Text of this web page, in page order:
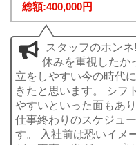
【ホワイトフェアリーグ
川崎 [セシル]
西川口 [フォーチュン]
大宮 [アネコート] [ラスト
吉原 [コートダジュール]
総合求人サイト
【ホワイトフェアリーグ
総額:400,000円
スタッフのホンネ!
休みを重視したか
立をしやすい今の時代
きたと思います。 シフ
やすいといった面もあ
仕事終わりのスケジュ
す。 入社前は恐いイメ